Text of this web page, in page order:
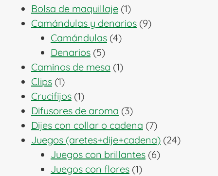
Bolsa de maquillaje 11
producto
Camándulas y denarios 99
Camándulas 44
Denarios 55
productos
Caminos de mesa 11
Clips 11
producto
Crucifijos 11
producto
Difusores de aroma 33
productos
Dijes con collar o cadena 77
productos
Juegos (aretes+dije+cadena) 2424
Juegos con brillantes 66
Juegos con flores 11